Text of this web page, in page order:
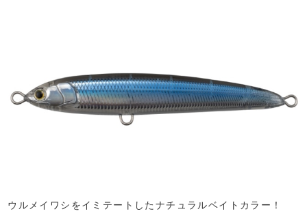
ウルメイワシをイミテートしたナチュラルベイトカラー！